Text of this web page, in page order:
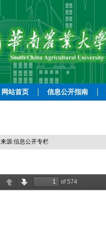
网站首页 信息公开指南
来源:信息公开专栏